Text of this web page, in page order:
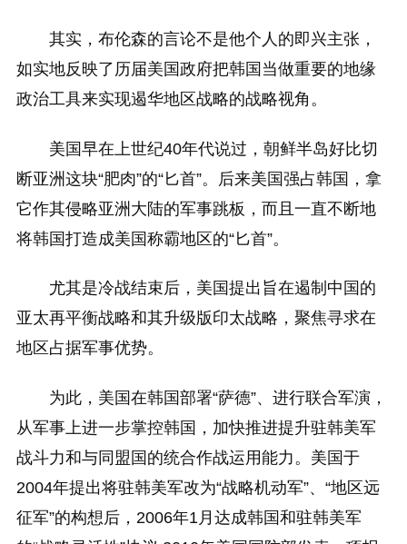
其实，布伦森的言论不是他个人的即兴主张，
如实地反映了历届美国政府把韩国当做重要的地缘
政治工具来实现遏华地区战略的战略视角。
美国早在上世纪40年代说过，朝鲜半岛好比切
断亚洲这块“肥肉”的“匕首”。后来美国强占韩国，拿
它作其侵略亚洲大陆的军事跳板，而且一直不断地
将韩国打造成美国称霸地区的“匕首”。
尤其是冷战结束后，美国提出旨在遏制中国的
亚太再平衡战略和其升级版印太战略，聚焦寻求在
地区占据军事优势。
为此，美国在韩国部署“萨德”、进行联合军演，
从军事上进一步掌控韩国，加快推进提升驻韩美军
战斗力和与同盟国的统合作战运用能力。美国于
2004年提出将驻韩美军改为“战略机动军”、“地区远
征军”的构想后，2006年1月达成韩国和驻韩美军